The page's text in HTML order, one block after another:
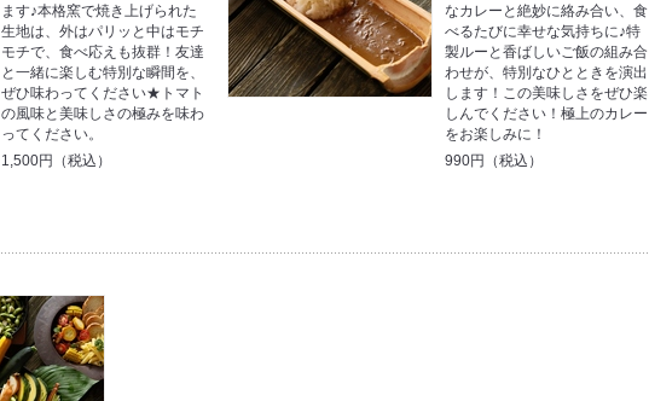
ます♪本格窯で焼き上げられた
生地は、外はパリッと中はモチ
モチで、食べ応えも抜群！友達
と一緒に楽しむ特別な瞬間を、
ぜひ味わってください★トマト
の風味と美味しさの極みを味わ
ってください。
1,500円（税込）
なカレーと絶妙に絡み合い、食
べるたびに幸せな気持ちに♪特
製ルーと香ばしいご飯の組み合
わせが、特別なひとときを演出
します！この美味しさをぜひ楽
しんでください！極上のカレー
をお楽しみに！
990円（税込）